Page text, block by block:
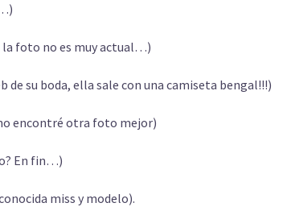
la foto no es muy actual…)
de su boda, ella sale con una camiseta bengal!!!)
encontré otra foto mejor)
En fin…)
miss y modelo).